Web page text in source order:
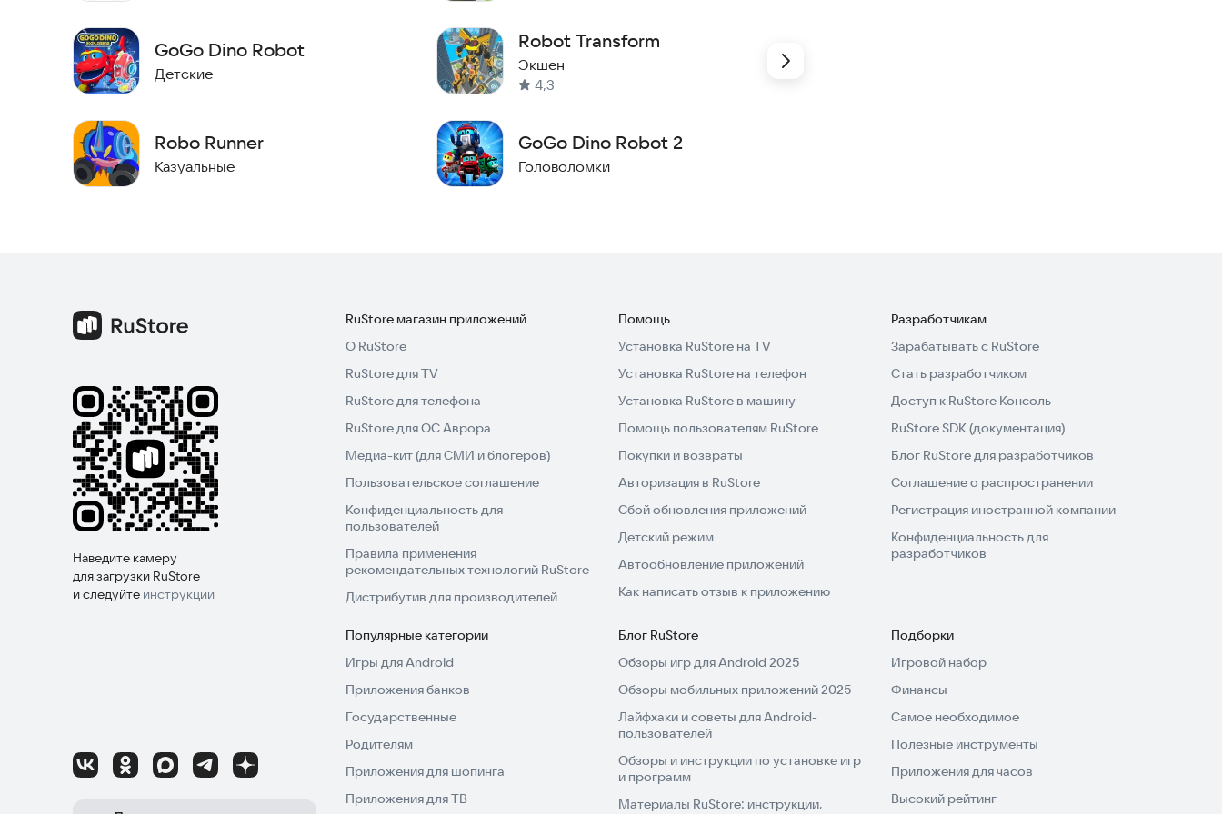
Скачайте игру Transformation 3D – Robot и соберите свою собственную коллекцию роботов!
Попробуйте прямо сейчас и начните свое приключение.
GoGo Dino Robot
Детские
Robo Runner
Казуальные
Robot Transform
Экшен
4,3
GoGo Dino Robot 2
Головоломки
Наведите камеру
для загрузки RuStore
и следуйте инструкции
RuStore магазин приложений
О RuStore
RuStore для TV
RuStore для телефона
RuStore для ОС Аврора
Медиа-кит (для СМИ и блогеров)
Пользовательское соглашение
Конфиденциальность для
пользователей
Правила применения
рекомендательных технологий RuStore
Дистрибутив для производителей
Помощь
Установка RuStore на TV
Установка RuStore на телефон
Установка RuStore в машину
Помощь пользователям RuStore
Покупки и возвраты
Авторизация в RuStore
Сбой обновления приложений
Детский режим
Автообновление приложений
Как написать отзыв к приложению
Разработчикам
Зарабатывать с RuStore
Стать разработчиком
Доступ к RuStore Консоль
RuStore SDK (документация)
Блог RuStore для разработчиков
Соглашение о распространении
Регистрация иностранной компании
Конфиденциальность для
разработчиков
Популярные категории
Игры для Android
Приложения банков
Государственные
Родителям
Приложения для шопинга
Приложения для ТВ
Блог RuStore
Обзоры игр для Android 2025
Обзоры мобильных приложений 2025
Лайфхаки и советы для Android-
пользователей
Обзоры и инструкции по установке игр
и программ
Материалы RuStore: инструкции,
Подборки
Игровой набор
Финансы
Самое необходимое
Полезные инструменты
Приложения для часов
Высокий рейтинг